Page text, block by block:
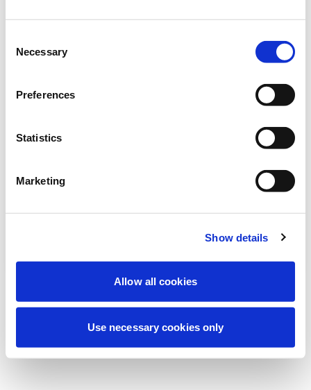
Selection
Necessary
Preferences
Statistics
Marketing
Show details
Allow all cookies
Use necessary cookies only
Vi utför för närvarande planerat underhåll